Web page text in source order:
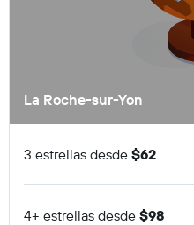
La Roche-sur-Yon
3 estrellas desde $62
4+ estrellas desde $98